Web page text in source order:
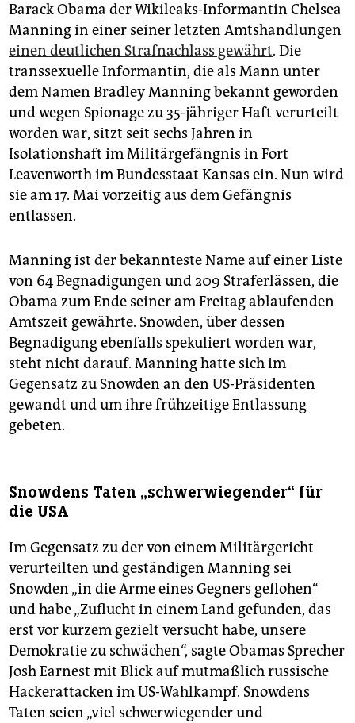
Barack Obama der Wikileaks-Informantin Chelsea
Manning in einer seiner letzten Amtshandlungen
einen deutlichen Strafnachlass gewährt. Die
transsexuelle Informantin, die als Mann unter
dem Namen Bradley Manning bekannt geworden
und wegen Spionage zu 35-jähriger Haft verurteilt
worden war, sitzt seit sechs Jahren in
Isolationshaft im Militärgefängnis in Fort
Leavenworth im Bundesstaat Kansas ein. Nun wird
sie am 17. Mai vorzeitig aus dem Gefängnis
entlassen.
Manning ist der bekannteste Name auf einer Liste
von 64 Begnadigungen und 209 Straferlässen, die
Obama zum Ende seiner am Freitag ablaufenden
Amtszeit gewährte. Snowden, über dessen
Begnadigung ebenfalls spekuliert worden war,
steht nicht darauf. Manning hatte sich im
Gegensatz zu Snowden an den US-Präsidenten
gewandt und um ihre frühzeitige Entlassung
gebeten.
Snowdens Taten „schwerwiegender“ für
die USA
Im Gegensatz zu der von einem Militärgericht
verurteilten und geständigen Manning sei
Snowden „in die Arme eines Gegners geflohen“
und habe „Zuflucht in einem Land gefunden, das
erst vor kurzem gezielt versucht habe, unsere
Demokratie zu schwächen“, sagte Obamas Sprecher
Josh Earnest mit Blick auf mutmaßlich russische
Hackerattacken im US-Wahlkampf. Snowdens
Taten seien „viel schwerwiegender und